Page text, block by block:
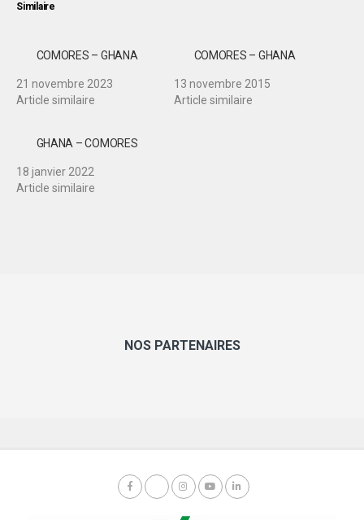
Similaire
COMORES – GHANA
21 novembre 2023
Article similaire
COMORES – GHANA
13 novembre 2015
Article similaire
GHANA – COMORES
18 janvier 2022
Article similaire
NOS PARTENAIRES